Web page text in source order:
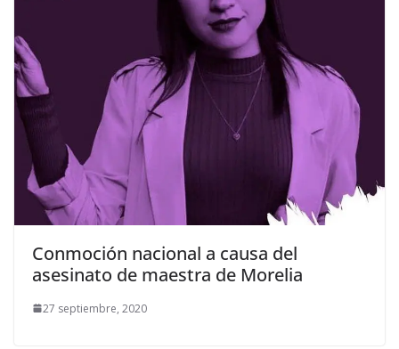
Conmoción nacional a causa del
asesinato de maestra de Morelia
27 septiembre, 2020